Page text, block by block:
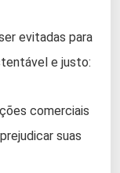
evitadas para
e justo:
comerciais
suas